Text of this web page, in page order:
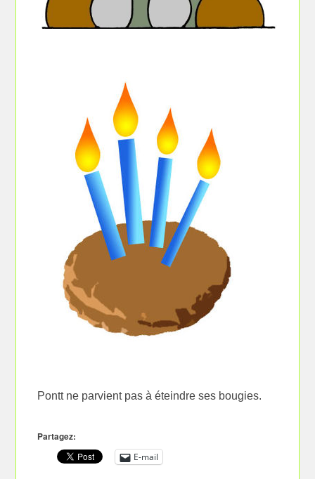
Pontt ne parvient pas à éteindre ses bougies.
Partagez:
E-mail